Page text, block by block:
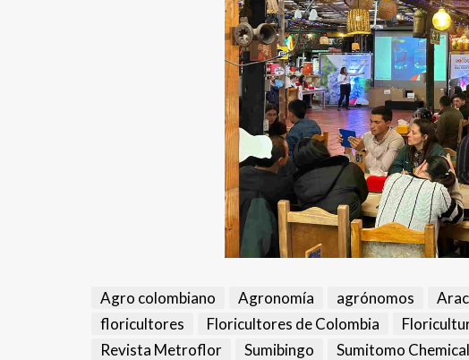
Agro colombiano Agronomía agrónomos
floricultores
Floricultores de Colombia
Revista Metroflor
Sumibingo Sumitomo Chemical